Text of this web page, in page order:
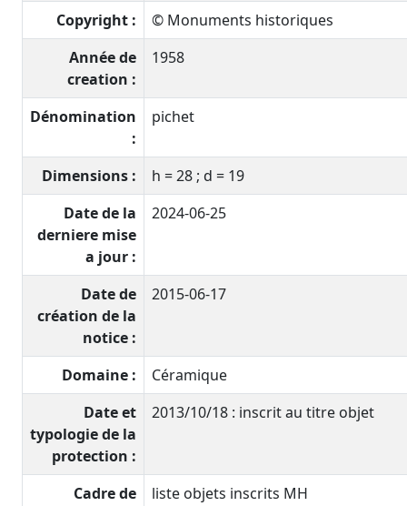
Copyright :
© Monuments historiques
Année de
creation :
1958
Dénomination
:
pichet
Dimensions :
h = 28 ; d = 19
Date de la
derniere mise
a jour :
2024-06-25
Date de
création de la
notice :
2015-06-17
Domaine :
Céramique
Date et
typologie de la
protection :
2013/10/18 : inscrit au titre objet
Cadre de
liste objets inscrits MH